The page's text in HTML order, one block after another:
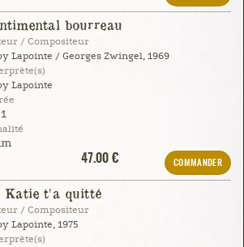
bourreau
/ Compositeur
Lapointe / Georges Zwingel, 1969
Lapointe
47.00 €
COMMANDER
Katie t'a quitté
/ Compositeur
Lapointe, 1975